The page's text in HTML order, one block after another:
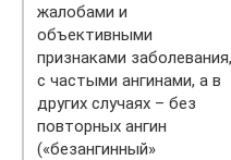
жалобами и
объективными
признаками заболевания,
с частыми ангинами, а в
других случаях – без
повторных ангин
(«безангинный»